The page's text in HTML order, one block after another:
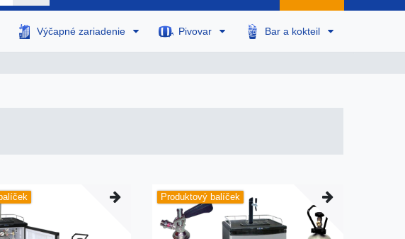
Výčapné zariadenie Pivovar Bar a kokteil
Produktový balíček